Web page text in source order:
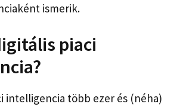
ismerik.
piaci
intelligencia több ezer és (néha)